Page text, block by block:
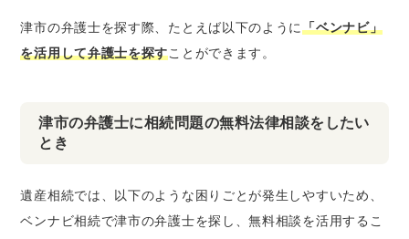
津市の弁護士を探す際、たとえば以下のように「ベンナビ」
を活用して弁護士を探すことができます。
津市の弁護士に相続問題の無料法律相談をしたい
とき
遺産相続では、以下のような困りごとが発生しやすいため、
ベンナビ相続で津市の弁護士を探し、無料相談を活用するこ